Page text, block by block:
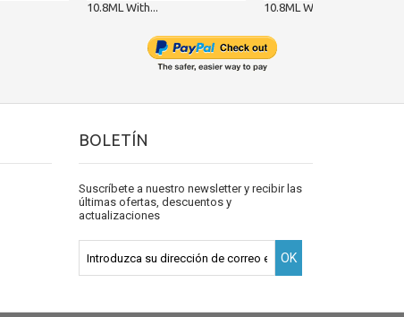
10.8ML With... 10.8ML With...
BOLETÍN
Suscríbete a nuestro newsletter y recibir las
últimas ofertas, descuentos y
actualizaciones
OK